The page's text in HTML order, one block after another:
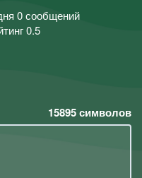
0 сообщений
0.5
15895символов